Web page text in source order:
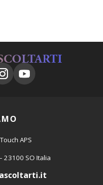
APS
23100 SO Italia